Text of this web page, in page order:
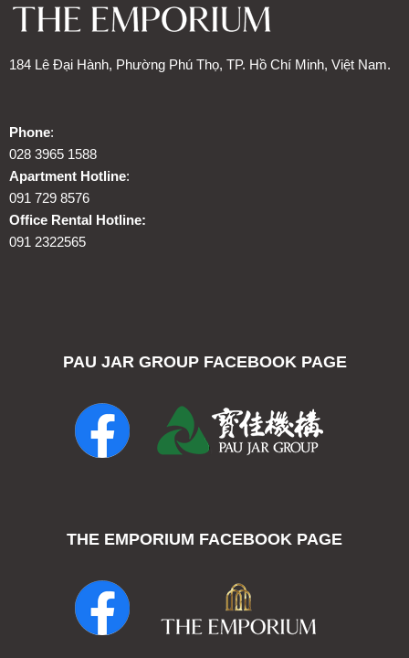
184 Lê Đại Hành, Phường Phú Thọ, TP. Hồ Chí Minh, Việt Nam.
Phone:
028 3965 1588
Apartment Hotline:
091 729 8576
Office Rental Hotline:
091 2322565
PAU JAR GROUP FACEBOOK PAGE
THE EMPORIUM FACEBOOK PAGE